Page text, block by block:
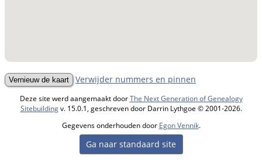
Verwijder nummers en pinnen
Deze site werd aangemaakt doorThe Next Generation of Genealogy
Sitebuildingv. 15.0.1, geschreven door Darrin Lythgoe © 2001-2026.
Gegevens onderhouden door Egon Vennik.
Ga naar standaard site